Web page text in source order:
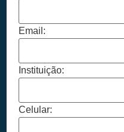
Email:
Instituição:
Celular: